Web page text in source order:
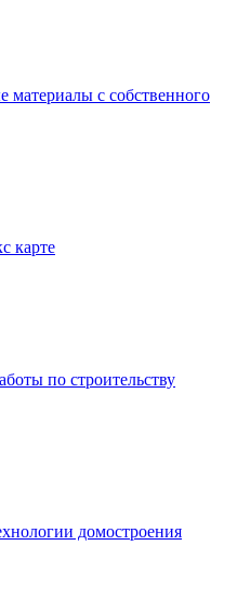
материалы с собственного
карте
по строительству
домостроения